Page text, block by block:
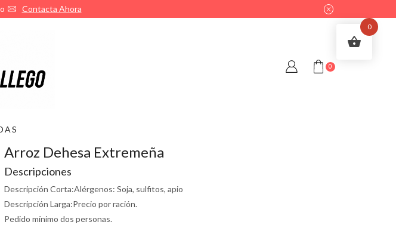
Contacta Ahora
0
Arroz Dehesa Extremeña
Descripciones
Descripción Corta:Alérgenos: Soja, sulfitos, apio
Descripción Larga:Precio por ración.
Pedido mínimo dos personas.
0